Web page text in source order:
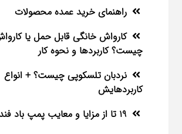
راهنمای خرید عمده محصولات
کارواش خانگی قابل حمل یا
چیست؟ کاربردها و نحوه کار
نردبان تلسکوپی چیست؟ + انواع
کاربردهایش
19 تا از مزایا و معایب پمپ باد فندکی